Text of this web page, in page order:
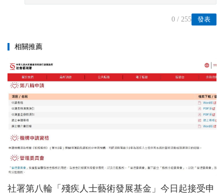
發表
0 / 255
相關推薦
社署第八輪「殘疾人士藝術發展基金」今日起接受申